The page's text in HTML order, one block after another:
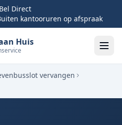
Direct
kantooruren op afspraak
Huis
vervangen